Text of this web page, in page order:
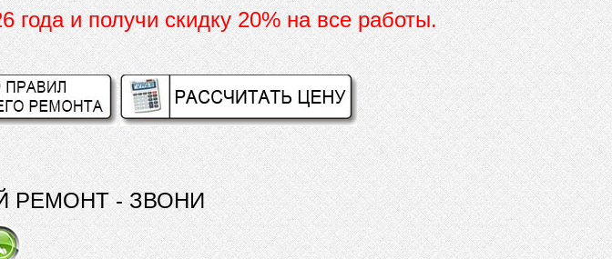
года и получи скидку 20% на все работы.
РЕМОНТ - ЗВОНИ